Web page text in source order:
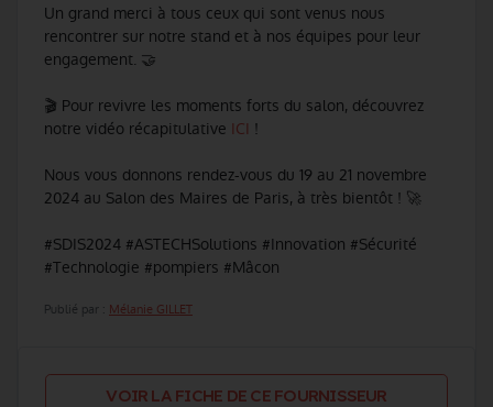
Un grand merci à tous ceux qui sont venus nous
rencontrer sur notre stand et à nos équipes pour leur
engagement. 🤝
🎬 Pour revivre les moments forts du salon, découvrez
notre vidéo récapitulative ICI !
Nous vous donnons rendez-vous du 19 au 21 novembre
2024 au Salon des Maires de Paris, à très bientôt ! 🚀
#SDIS2024 #ASTECHSolutions #Innovation #Sécurité
#Technologie #pompiers #Mâcon
Publié par : Mélanie GILLET
VOIR LA FICHE DE CE FOURNISSEUR